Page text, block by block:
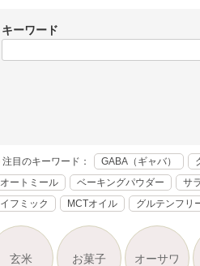
キーワード
注目のキーワード： GABA（ギャバ）
オートミール
ベーキングパウダー サ
イフミック
MCTオイル グルテンフリ
玄米 お菓子 オーサワ